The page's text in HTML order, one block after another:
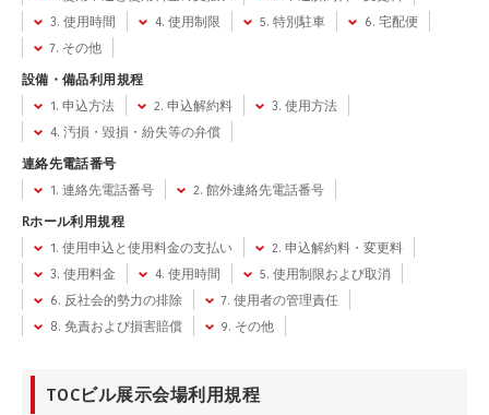
3. 使用時間
4. 使用制限 5. 特別駐車
6. 宅配便
7. その他
設備・備品利用規程
1. 申込方法
2. 申込解約料
3. 使用方法
4. 汚損・毀損・紛失等の弁償
連絡先電話番号
1. 連絡先電話番号
2. 館外連絡先電話番号
Rホール利用規程
1. 使用申込と使用料金の支払い
2. 申込解約料・変更料
3. 使用料金
4. 使用時間
5. 使用制限および取消
6. 反社会的勢力の排除
7. 使用者の管理責任
8. 免責および損害賠償
9. その他
TOCビル展示会場利用規程